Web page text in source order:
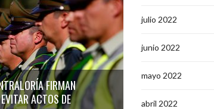
FIRMAN
ACTOS DE
julio 2022
junio 2022
mayo 2022
abril 2022